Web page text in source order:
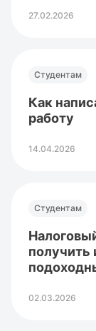
27.02.2026
Студентам
Как
работу
14.04.2026
Студентам
получить
02.03.2026